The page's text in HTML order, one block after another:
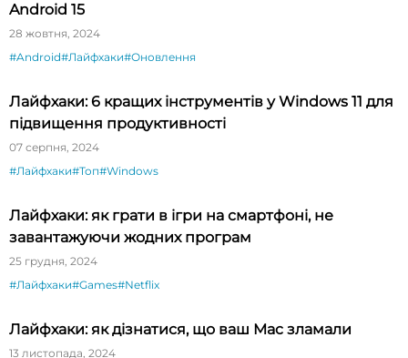
Android 15
28 жовтня, 2024
#Android#Лайфхаки#Оновлення
Лайфхаки: 6 кращих інструментів у Windows 11 для
підвищення продуктивності
07 серпня, 2024
#Лайфхаки#Топ#Windows
Лайфхаки: як грати в ігри на смартфоні, не
завантажуючи жодних програм
25 грудня, 2024
#Лайфхаки#Games#Netflix
Лайфхаки: як дізнатися, що ваш Mac зламали
13 листопада, 2024